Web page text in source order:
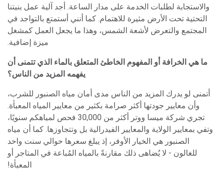
والاستجابة لطلبات الخدمة على مدار الساعة. أجد آلية عمل بنيتنا
التحتية تحت الأرض مثيرة للاهتمام. كما أنني أستمتع بالتواجد في
المجتمع والتعرض لأشعة الشمس، وهذا ما يجعل العمل كمشغل
ميزة إضافية.
ما هي الخرافة أو المفهوم الخاطئ المتعلق بالماء الذي تتمنى أن
يفهمه المزيد من الناس؟
أتمنى لو يدرك المزيد من الناس مدى أمان مياه الصنبور للشرب،
وأن معايير جودتها أكثر صرامة بكثير من معايير المياه المعبأة.
تجري شركة ميسا ووتر أكثر من 30,000 فحص لمياهكم سنويًا،
وتفي بمعايير الولاية والمعايير الفيدرالية بل وتتجاوزها. كما أن مياه
الصنبور هي الخيار الأوفر، إذ يبلغ سعرها حوالي سنت واحد
للغالون - لا يُضاهى ذلك مقارنةً بالمياه المُباعة في المتاجر أو
المعبأة!